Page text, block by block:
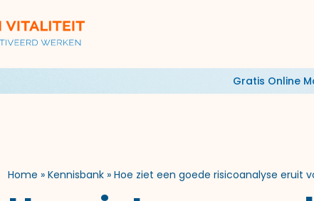
Gratis Online
Home » Kennisbank » Hoe ziet een goede risicoanalyse eruit